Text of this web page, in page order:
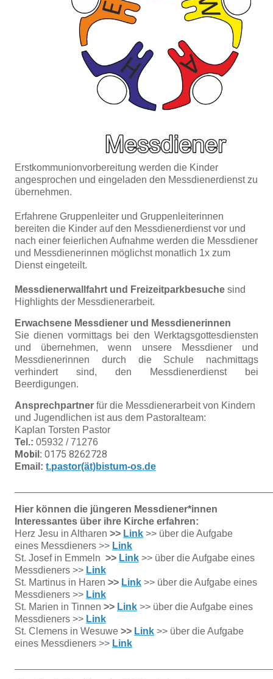
Erstkommunionvorbereitung werden die Kinder
angesprochen und eingeladen den Messdienerdienst zu
übernehmen.
Erfahrene Gruppenleiter und Gruppenleiterinnen
bereiten die Kinder auf den Messdienerdienst vor und
nach einer feierlichen Aufnahme werden die Messdiener
und Messdienerinnen möglichst monatlich 1x zum
Dienst eingeteilt.
Messdienerwallfahrt und Freizeitparkbesuche sind
Highlights der Messdienerarbeit.
Erwachsene Messdiener und Messdienerinnen
Sie dienen vormittags bei den Werktagsgottesdiensten
und übernehmen, wenn unsere Messdiener und
Messdienerinnen durch die Schule nachmittags
verhindert sind, den Messdienerdienst bei
Beerdigungen.
Ansprechpartner für die Messdienerarbeit von Kindern
und Jugendlichen ist aus dem Pastoralteam:
Kaplan Torsten Pastor
Tel.: 05932 / 71276
Mobil: 0175 8262728
Email: t.pastor(ät)bistum-os.de
Hier können die jüngeren Messdiener*innen
Interessantes über ihre Kirche erfahren:
Herz Jesu in Altharen >> Link >> über die Aufgabe
eines Messdieners >> Link
St. Josef in Emmeln >> Link >> über die Aufgabe eines
Messdieners >> Link
St. Martinus in Haren >> Link >> über die Aufgabe eines
Messdieners >> Link
St. Marien in Tinnen >> Link >> über die Aufgabe eines
Messdieners >> Link
St. Clemens in Wesuwe >> Link >> über die Aufgabe
eines Messdieners >> Link